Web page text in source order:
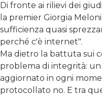
Di fronte ai rilievi dei
la premier Giorgia
sufficienza quasi
perché c'è internet".
Ma dietro la battuta sui
problema di integrità:
aggiornato in ogni
protocollato no. E tra